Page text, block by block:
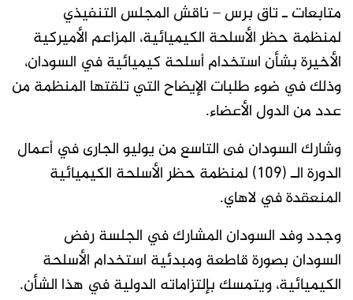
متابعات ـ تاق برس – ناقش المجلس التنفيذي
لمنظمة حظر الأسلحة الكيميائية، المزاعم الأميركية
الأخيرة بشأن استخدام أسلحة كيميائية في السودان،
وذلك في ضوء طلبات الإيضاح التي تلقتها المنظمة من
عدد من الدول الأعضاء.
وشارك السودان فى التاسع من يوليو الجارى في أعمال
الدورة الـ (109) لمنظمة حظر الأسلحة الكيميائية
المنعقدة في لاهاي.
وجدد وفد السودان المشارك في الجلسة رفض
السودان بصورة قاطعة ومبدئية استخدام الأسلحة
الكيميائية، ويتمسك بإلتزاماته الدولية في هذا الشأن.